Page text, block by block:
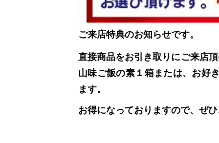
ご来店特典のお知らせです。
直接商品をお引き取りにご来店
山味ご飯の素１箱または、お好
ます。
お得になっておりますので、ぜ